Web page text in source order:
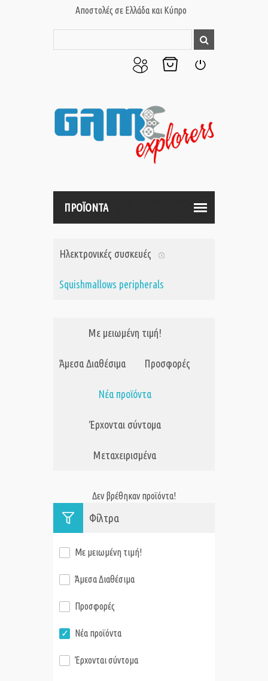
Αποστολές σε Ελλάδα και Κύπρο
μου
ΠΡΟΪΟΝΤΑ
Ηλεκτρονικές συσκευές
Squishmallows peripherals
Με μειωμένη τιμή!
Άμεσα Διαθέσιμα Προσφορές
Νέα προϊόντα
Έρχονται σύντομα
Μεταχειρισμένα
Δεν βρέθηκαν προϊόντα!
Φίλτρα
Με μειωμένη τιμή!
Άμεσα Διαθέσιμα
Προσφορές
Νέα προϊόντα
Έρχονται σύντομα